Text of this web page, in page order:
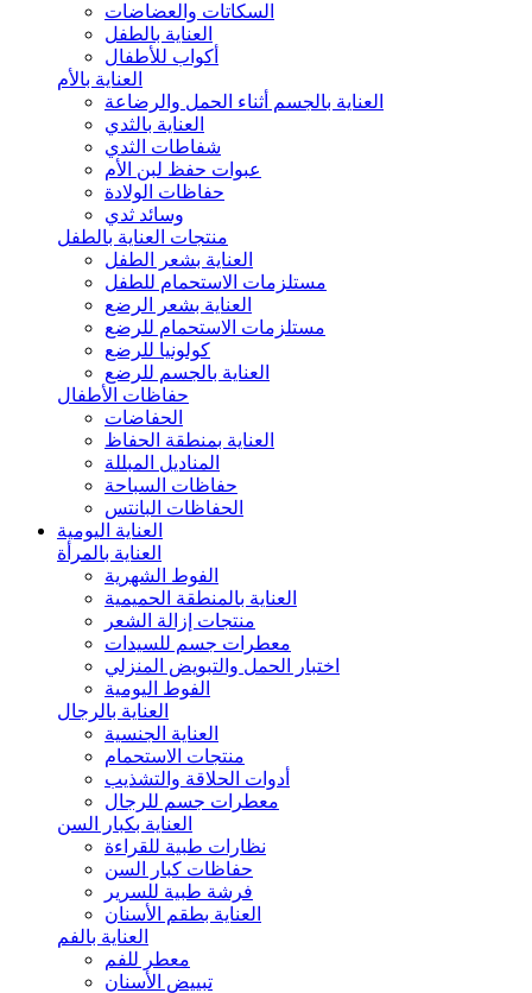
السكاتات والعضاضات
العناية بالطفل
أكواب للأطفال
العناية بالأم
العناية بالجسم أثناء الحمل والرضاعة
العناية بالثدي
شفاطات الثدي
عبوات حفظ لبن الأم
حفاظات الولادة
وسائد ثدي
منتجات العناية بالطفل
العناية بشعر الطفل
مستلزمات الاستحمام للطفل
العناية بشعر الرضع
مستلزمات الاستحمام للرضع
كولونيا للرضع
العناية بالجسم للرضع
حفاظات الأطفال
الحفاضات
العناية بمنطقة الحفاظ
المناديل المبللة
حفاظات السباحة
الحفاظات البانتس
العناية اليومية
العناية بالمرأة
الفوط الشهرية
العناية بالمنطقة الحميمية
منتجات إزالة الشعر
معطرات جسم للسيدات
اختبار الحمل والتبويض المنزلي
الفوط اليومية
العناية بالرجال
العناية الجنسية
منتجات الاستحمام
أدوات الحلاقة والتشذيب
معطرات جسم للرجال
العناية بكبار السن
نظارات طبية للقراءة
حفاظات كبار السن
فرشة طبية للسرير
العناية بطقم الأسنان
العناية بالفم
معطر للفم
تبييض الأسنان